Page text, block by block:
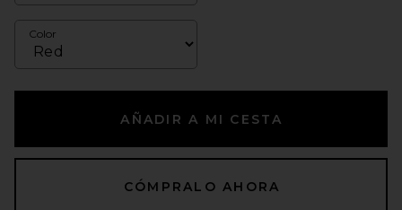
Color
AÑADIR A MI CESTA
CÓMPRALO AHORA